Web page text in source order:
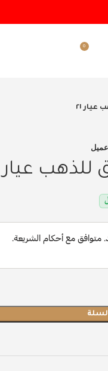
0
٢١
عيار ٢١